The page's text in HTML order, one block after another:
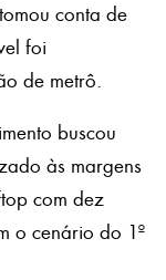
conta de
foi
de metrô.
buscou
às margens
com dez
o cenário do 1º